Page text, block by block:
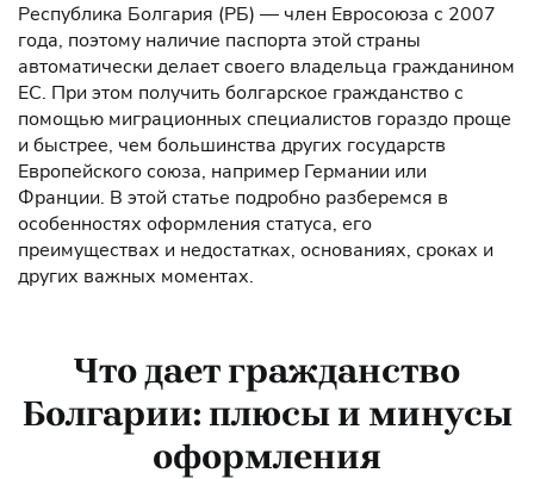
Республика Болгария (РБ) — член Евросоюза с 2007
года, поэтому наличие паспорта этой страны
автоматически делает своего владельца гражданином
ЕС. При этом получить болгарское гражданство с
помощью миграционных специалистов гораздо проще
и быстрее, чем большинства других государств
Европейского союза, например Германии или
Франции. В этой статье подробно разберемся в
особенностях оформления статуса, его
преимуществах и недостатках, основаниях, сроках и
других важных моментах.
Что дает гражданство
Болгарии: плюсы и минусы
оформления